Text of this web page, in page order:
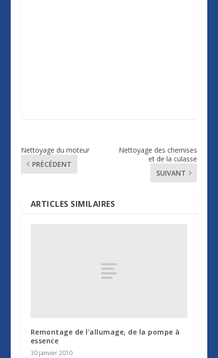
Nettoyage du moteur
PRÉCÉDENT
Nettoyage des chemises
et de la culasse
SUIVANT
ARTICLES SIMILAIRES
Remontage de l’allumage, de la pompe à
essence
30 janvier 2010